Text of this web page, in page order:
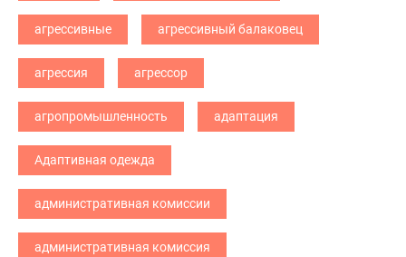
агрессивные агрессивный балаковец
агрессия агрессор
агропромышленность адаптация
Адаптивная одежда
административная комиссии
административная комиссия